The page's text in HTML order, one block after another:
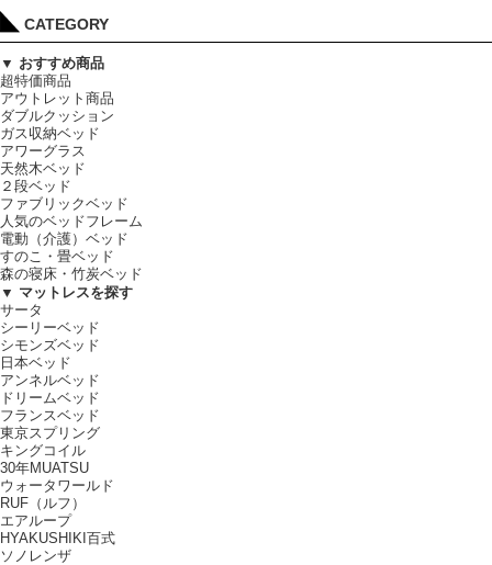
CATEGORY
▼ おすすめ商品
超特価商品
アウトレット商品
ダブルクッション
ガス収納ベッド
アワーグラス
天然木ベッド
２段ベッド
ファブリックベッド
人気のベッドフレーム
電動（介護）ベッド
すのこ・畳ベッド
森の寝床・竹炭ベッド
▼ マットレスを探す
サータ
シーリーベッド
シモンズベッド
日本ベッド
アンネルベッド
ドリームベッド
フランスベッド
東京スプリング
キングコイル
30年MUATSU
ウォータワールド
RUF（ルフ）
エアループ
HYAKUSHIKI百式
ソノレンザ